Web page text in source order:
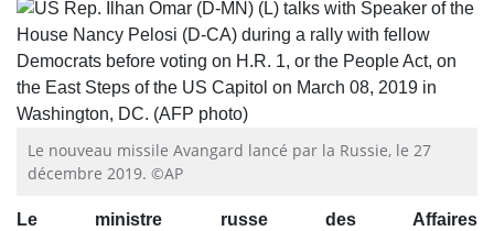
Le nouveau missile Avangard lancé par la Russie, le 27
décembre 2019. ©AP
Le ministre russe des Affaires